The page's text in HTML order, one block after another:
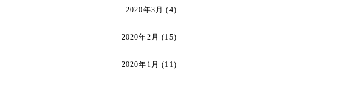
2020年3月 (4)
2020年2月 (15)
2020年1月 (11)